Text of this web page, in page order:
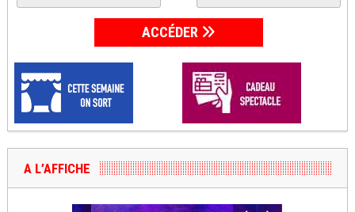
ACCÉDER
A L’AFFICHE